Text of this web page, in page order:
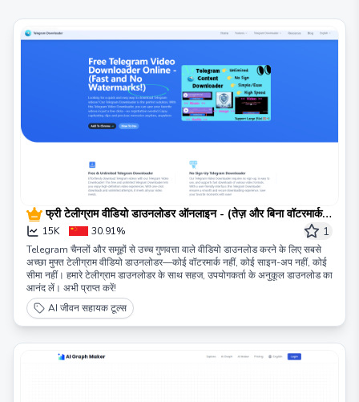
फ्री टेलीग्राम वीडियो डाउनलोडर ऑनलाइन - (तेज़ और बिना वॉटरमार्क
के!)
15K 30.91% 1
Telegram चैनलों और समूहों से उच्च गुणवत्ता वाले वीडियो डाउनलोड करने के लिए सबसे
अच्छा मुफ्त टेलीग्राम वीडियो डाउनलोडर—कोई वॉटरमार्क नहीं, कोई साइन-अप नहीं, कोई
सीमा नहीं। हमारे टेलीग्राम डाउनलोडर के साथ सहज, उपयोगकर्ता के अनुकूल डाउनलोड का
आनंद लें। अभी प्राप्त करें!
AI जीवन सहायक टूल्स